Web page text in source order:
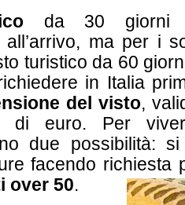
da 30 giorni
all’arrivo, ma per i
turistico da 60
in Italia
del visto,
di euro. Per
due possibilità:
facendo richiesta
over 50.